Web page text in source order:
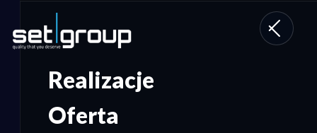
Realizacje
Oferta
Toggle